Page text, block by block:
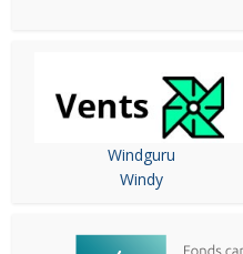
Windguru
Windy